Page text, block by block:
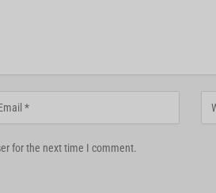
for the next time I comment.